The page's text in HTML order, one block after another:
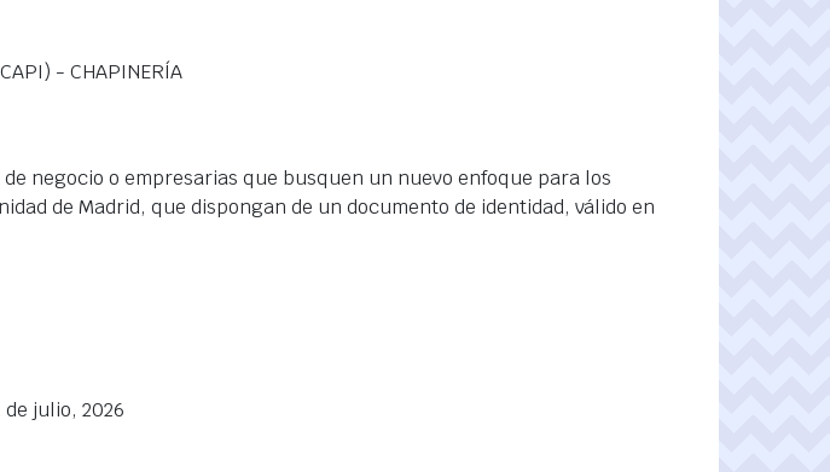
- CHAPINERÍA
negocio o empresarias que busquen un nuevo enfoque para los
de Madrid, que dispongan de un documento de identidad, válido en
julio, 2026